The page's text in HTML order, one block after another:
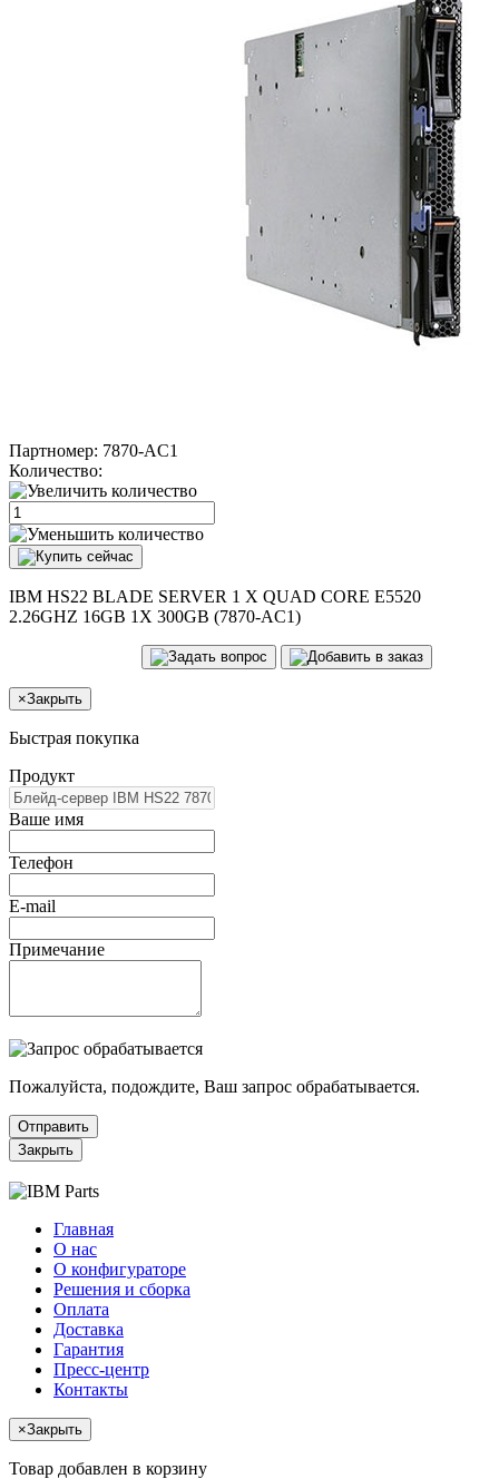
Партномер: 7870-AC1
Количество:
IBM HS22 BLADE SERVER 1 X QUAD CORE E5520
2.26GHZ 16GB 1X 300GB (7870-AC1)
×Закрыть
Быстрая покупка
Продукт
Ваше имя
Телефон
E-mail
Примечание
Пожалуйста, подождите, Ваш запрос обрабатывается.
Отправить
Закрыть
Главная
О нас
О конфигураторе
Решения и сборка
Оплата
Доставка
Гарантия
Пресс-центр
Контакты
×Закрыть
Товар добавлен в корзину